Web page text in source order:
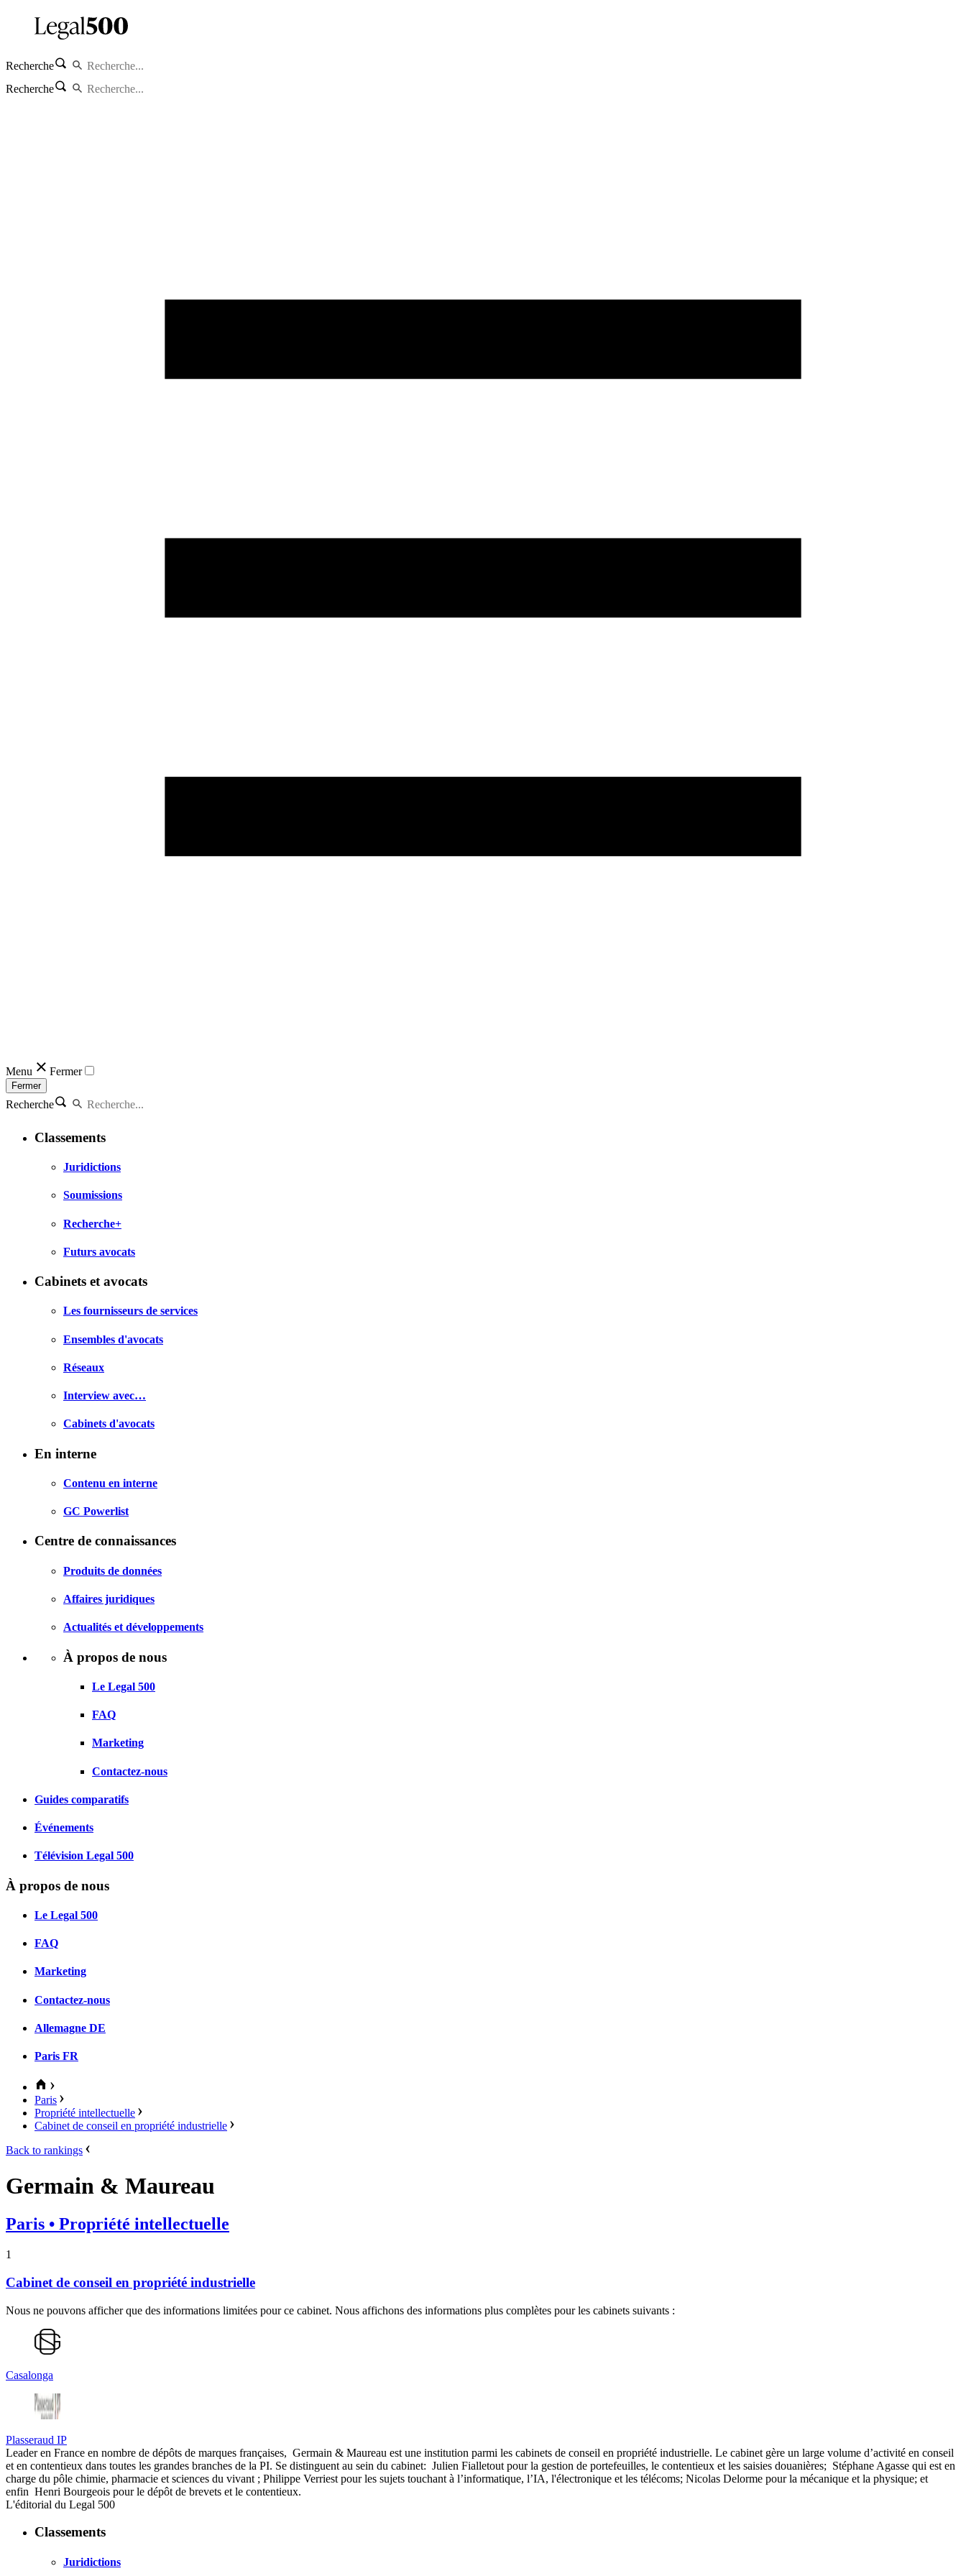
Recherche
Recherche
Menu Fermer
Fermer
Recherche
Classements
Juridictions
Soumissions
Recherche+
Futurs avocats
Cabinets et avocats
Les fournisseurs de services
Ensembles d'avocats
Réseaux
Interview avec…
Cabinets d'avocats
En interne
Contenu en interne
GC Powerlist
Centre de connaissances
Produits de données
Affaires juridiques
Actualités et développements
À propos de nous
Le Legal 500
FAQ
Marketing
Contactez-nous
Guides comparatifs
Événements
Télévision Legal 500
À propos de nous
Le Legal 500
FAQ
Marketing
Contactez-nous
Allemagne DE
Paris FR
Paris
Propriété intellectuelle
Cabinet de conseil en propriété industrielle
Back to rankings
Germain & Maureau
Paris • Propriété intellectuelle
1
Cabinet de conseil en propriété industrielle
Nous ne pouvons afficher que des informations limitées pour ce cabinet. Nous affichons des informations plus complètes pour les cabinets suivants :
Casalonga
Plasseraud IP
Leader en France en nombre de dépôts de marques françaises, Germain & Maureau est une institution parmi les cabinets de conseil en propriété industrielle. Le cabinet gère un large volume d’activité en conseil
et en contentieux dans toutes les grandes branches de la PI. Se distinguent au sein du cabinet: Julien Fialletout pour la gestion de portefeuilles, le contentieux et les saisies douanières; Stéphane Agasse qui est en
charge du pôle chimie, pharmacie et sciences du vivant ; Philippe Verriest pour les sujets touchant à l’informatique, l’IA, l'électronique et les télécoms; Nicolas Delorme pour la mécanique et la physique; et
enfin Henri Bourgeois pour le dépôt de brevets et le contentieux.
L'éditorial du Legal 500
Classements
Juridictions